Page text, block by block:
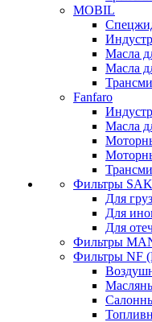
MOBIL
Масла
Масла
Fanfaro
Масла
Фильтры
Для
Для
Для
Фильтры
Фильтры NF